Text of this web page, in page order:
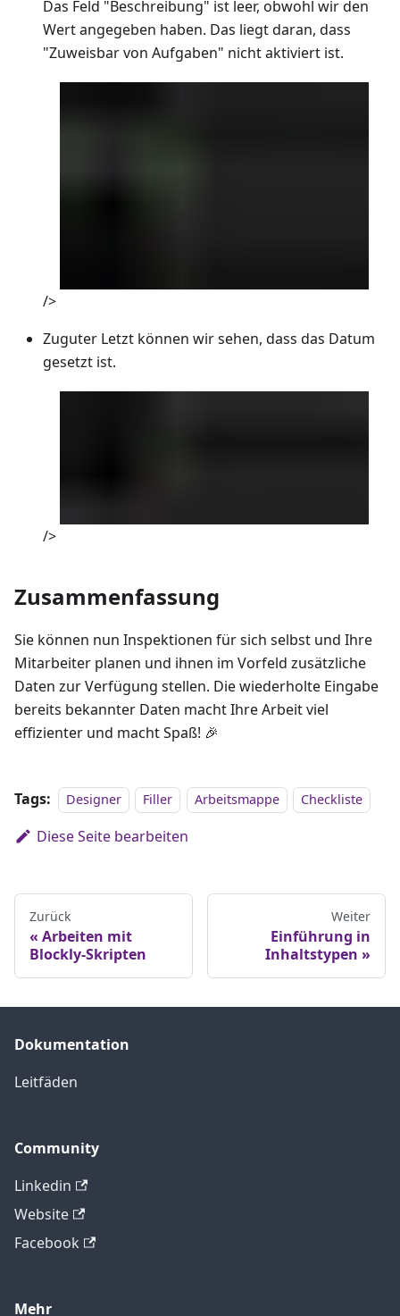
Das Feld "Beschreibung" ist leer, obwohl wir den
Wert angegeben haben. Das liegt daran, dass
"Zuweisbar von Aufgaben" nicht aktiviert ist.
/>
Zuguter Letzt können wir sehen, dass das Datum
gesetzt ist.
/>
Zusammenfassung
Sie können nun Inspektionen für sich selbst und Ihre
Mitarbeiter planen und ihnen im Vorfeld zusätzliche
Daten zur Verfügung stellen. Die wiederholte Eingabe
bereits bekannter Daten macht Ihre Arbeit viel
effizienter und macht Spaß! 🎉
Tags: Designer Filler Arbeitsmappe Checkliste
Diese Seite bearbeiten
Zurück
Arbeiten mit
Blockly-Skripten
Weiter
Einführung in
Inhaltstypen
Dokumentation
Leitfäden
Community
Linkedin
Website
Facebook
Mehr